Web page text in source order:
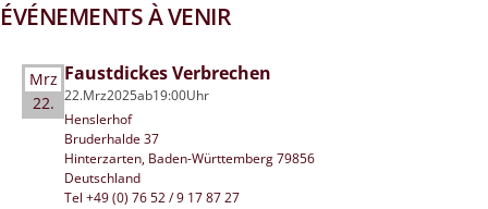
ÉVÉNEMENTS À VENIR
Mrz
22.
Faustdickes Verbrechen
22.Mrz2025ab19:00Uhr
Henslerhof
Bruderhalde 37
Hinterzarten, Baden-Württemberg 79856
Deutschland
Tel +49 (0) 76 52 / 9 17 87 27